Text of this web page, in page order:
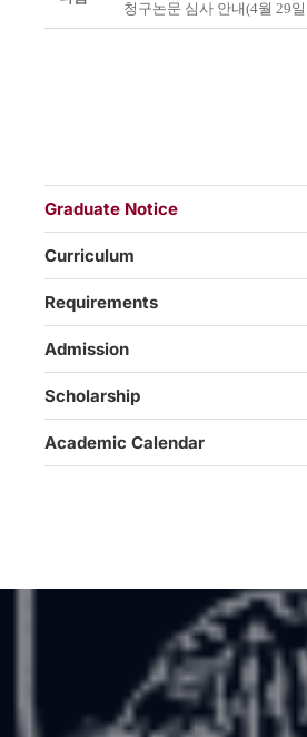
청구논문 심사 안내(4월 29
Graduate Notice
Curriculum
Requirements
Admission
Scholarship
Academic Calendar